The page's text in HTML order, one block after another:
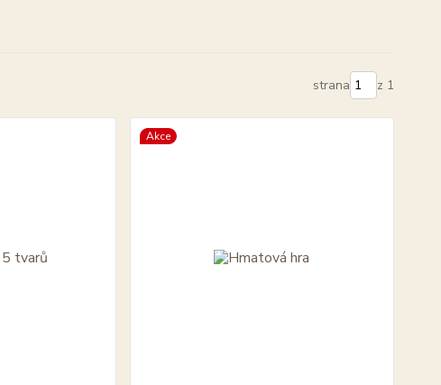
strana z 1
Akce